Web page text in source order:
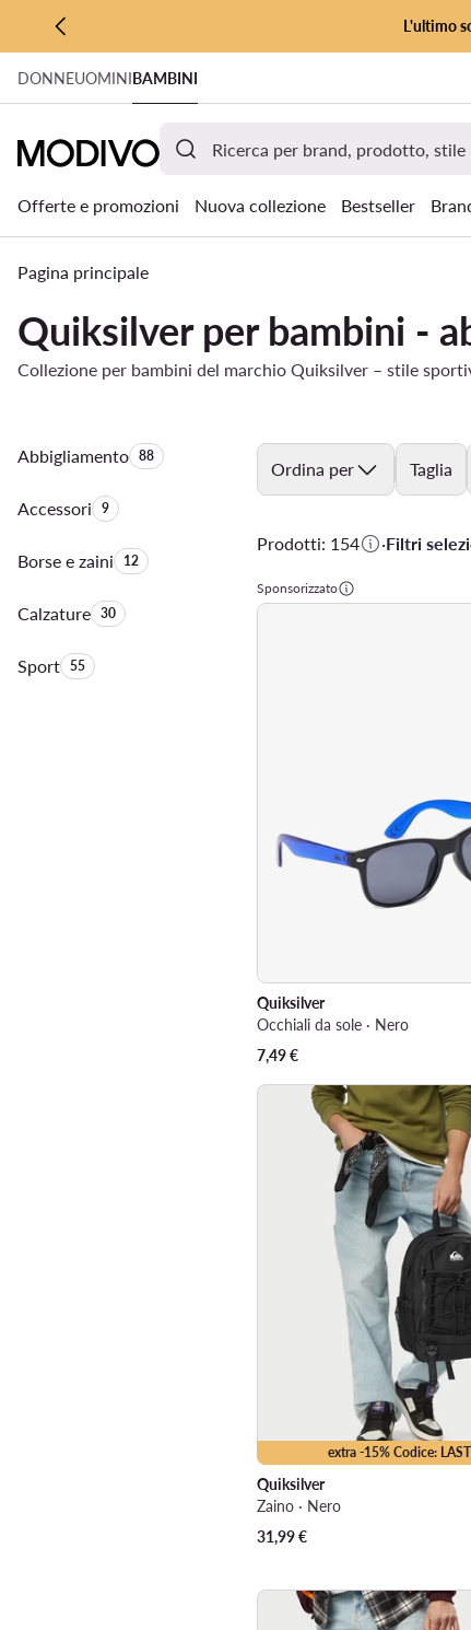
VAI AL CONTENUTO PRINCIPALE
VAI ALLA RICERCA
L'ultimo
DONNEUOMINIBAMBINI
Offerte e promozioni Nuova collezione Bestseller
Pagina principale
Quiksilver per bambini -
Collezione per bambini del marchio Quiksilver – stile
AbbigliamentoQuantità di prodotti:
88
AccessoriQuantità di prodotti:
9
Borse e zainiQuantità di prodotti:
12
CalzatureQuantità di prodotti:
30
SportQuantità di prodotti:
55
Ordina per Taglia
Prodotti: 154 ·Filtri
Sponsorizzato
Quiksilver
Occhiali da sole · Nero
7,49€
extra -15% Codice: LAST
Quiksilver
Zaino · Nero
31,99€